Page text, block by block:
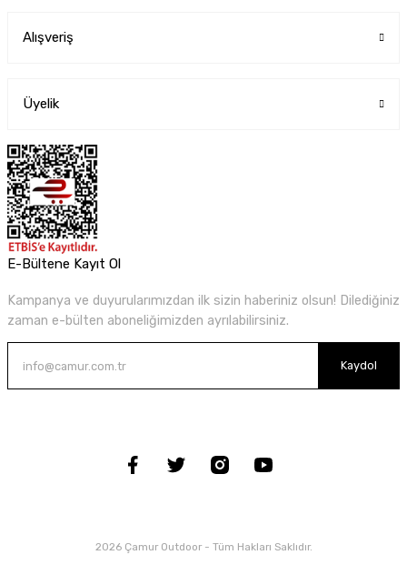
Alışveriş
Üyelik
E-Bültene Kayıt Ol
Kampanya ve duyurularımızdan ilk sizin haberiniz olsun! Dilediğiniz
zaman e-bülten aboneliğimizden ayrılabilirsiniz.
Kaydol
2026 Çamur Outdoor - Tüm Hakları Saklıdır.